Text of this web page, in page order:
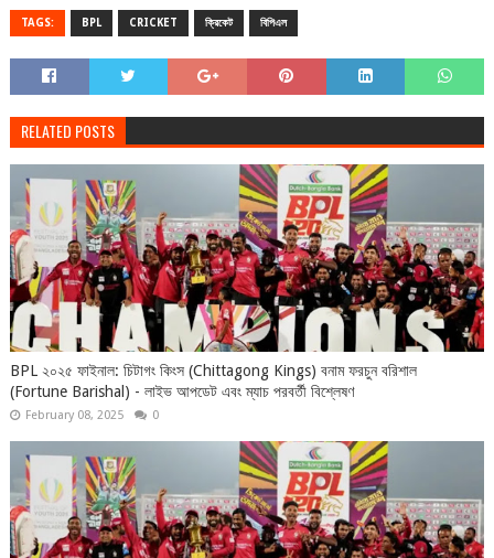
TAGS: BPL CRICKET ক্রিকেট বিপিএল
RELATED POSTS
BPL ২০২৫ ফাইনাল: চিটাগং কিংস (Chittagong Kings) বনাম ফরচুন বরিশাল
(Fortune Barishal) - লাইভ আপডেট এবং ম্যাচ পরবর্তী বিশ্লেষণ
February 08, 2025 0